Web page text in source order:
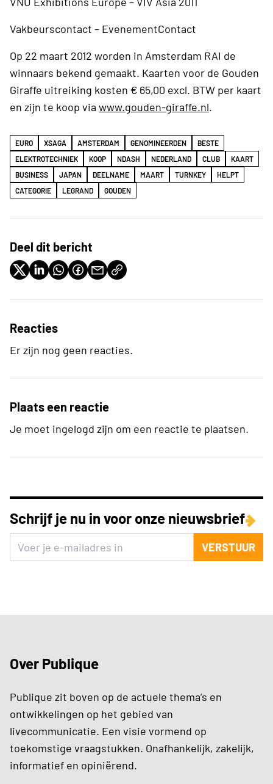
Vakbeurscontact – EvenementContact
Op 22 maart 2012 worden in Amsterdam RAI de
winnaars bekend gemaakt. Kaarten voor de Gouden
Giraffe uitreiking kosten € 65,00 excl. BTW per kaart
en zijn te koop via www.gouden-giraffe.nl.
EURO XSAGA AMSTERDAM GENOMINEERDEN
BESTE
ELEKTROTECHNIEK
KOOP NDASH NEDERLAND CLUB
KAART
BUSINESS
JAPAN DEELNAME MAART TURNKEY
HELPT
CATEGORIE
LEGRAND GOUDEN
Deel dit bericht
Reacties
Er zijn nog geen reacties.
Plaats een reactie
Je moet ingelogd zijn om een reactie te plaatsen.
Schrijf je nu in voor onze nieuwsbrief
VERSTUUR
Over Publique
Publique zit boven op de actuele thema’s en
ontwikkelingen op het gebied van
livecommunicatie. Een visie vormend op
toekomstige vraagstukken. Onafhankelijk, zakelijk,
informatief en opiniërend.